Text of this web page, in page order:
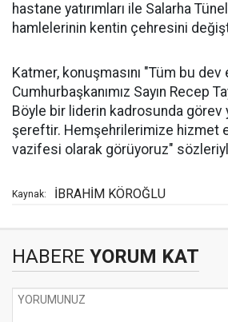
hastane yatırımları ile Salarha
hamlelerinin kentin çehresini
Katmer, konuşmasını "Tüm bu
Cumhurbaşkanımız Sayın Recep
Böyle bir liderin kadrosunda görev
şereftir. Hemşehrilerimize hizmet
vazifesi olarak görüyoruz"
Kaynak: İBRAHİM KÖROĞLU
HABERE YORUM KAT